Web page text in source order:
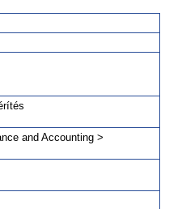
and Accounting >